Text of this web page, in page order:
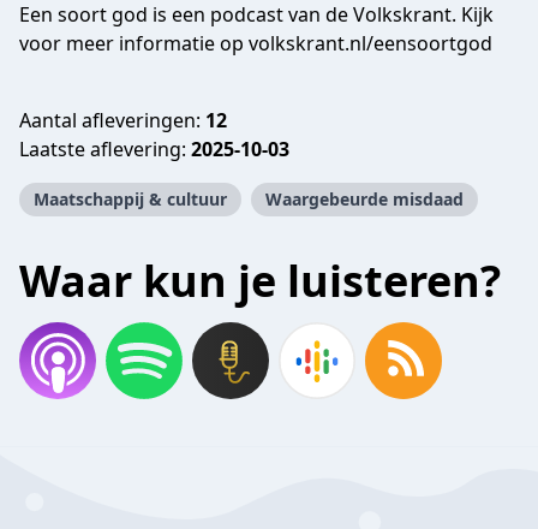
Een soort god is een podcast van de Volkskrant. Kijk
voor meer informatie op volkskrant.nl/eensoortgod
Aantal afleveringen: 12
Laatste aflevering: 2025-10-03
Maatschappij & cultuur Waargebeurde misdaad
Waar kun je luisteren?